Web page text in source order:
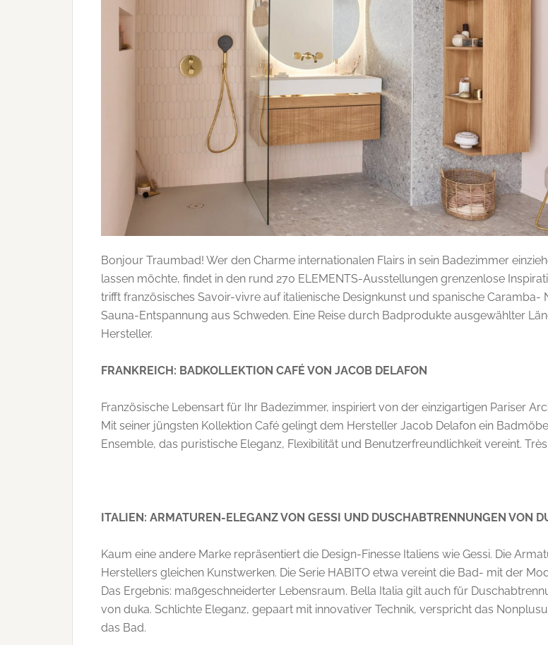
Bonjour Traumbad! Wer den Charme internationalen Flairs in sein Badezimmer
lassen möchte, findet in den rund 270 ELEMENTS-Ausstellungen grenzenlose
trifft französisches Savoir-vivre auf italienische Designkunst und spanische Caramba-
Sauna-Entspannung aus Schweden. Eine Reise durch Badprodukte ausgewählter
Hersteller.
FRANKREICH: BADKOLLEKTION CAFÉ VON JACOB DELAFON
Französische Lebensart für Ihr Badezimmer, inspiriert von der einzigartigen Pariser
Mit seiner jüngsten Kollektion Café gelingt dem Hersteller Jacob Delafon ein
Ensemble, das puristische Eleganz, Flexibilität und Benutzerfreundlichkeit vereint.
ITALIEN: ARMATUREN-ELEGANZ VON GESSI UND DUSCHABTRENNUNGEN VON
Kaum eine andere Marke repräsentiert die Design-Finesse Italiens wie Gessi. Die
Herstellers gleichen Kunstwerken. Die Serie HABITO etwa vereint die Bad- mit der
Das Ergebnis: maßgeschneiderter Lebensraum. Bella Italia gilt auch für
von duka. Schlichte Eleganz, gepaart mit innovativer Technik, verspricht das
das Bad.